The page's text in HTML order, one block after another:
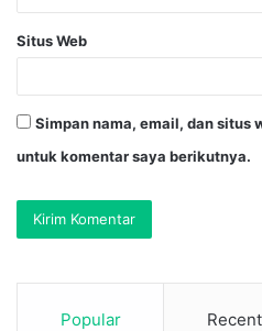
Situs Web
Simpan nama, email, dan situs
untuk komentar saya berikutnya.
Popular Recent